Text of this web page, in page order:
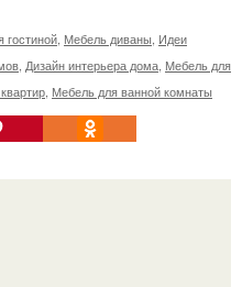
гостиной, Мебель диваны, Идеи
, Дизайн интерьера дома, Мебель для
, Мебель для ванной комнаты